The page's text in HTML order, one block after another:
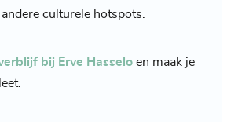
culturele hotspots.
bij Erve Hasselo en maak je